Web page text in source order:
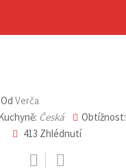
Od Verča
Česká
413 Zhlédnutí